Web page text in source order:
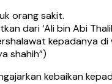
orang sakit.
dari ‘Ali bin Abi
kepadanya di
shahih”)
kebaikan